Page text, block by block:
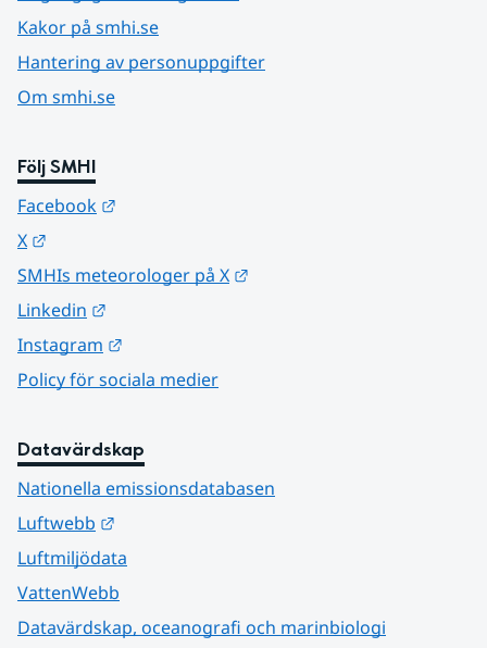
Kakor på smhi.se
Hantering av personuppgifter
Om smhi.se
Följ SMHI
Facebook
X
SMHIs meteorologer på X
Linkedin
Instagram
Policy för sociala medier
Datavärdskap
Nationella emissionsdatabasen
Luftwebb
Luftmiljödata
VattenWebb
Datavärdskap, oceanografi och marinbiologi